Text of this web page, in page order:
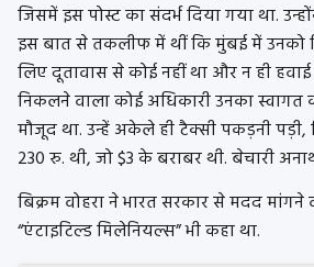
जिसमें इस पोस्ट का संदर्भ दिया गया था.
इस बात से तकलीफ में थीं कि मुंबई में उनको
लिए दूतावास से कोई नहीं था और न ही
निकलने वाला कोई अधिकारी उनका
मौजूद था. उन्हें अकेले ही टैक्सी पकड़नी
230 रु. थी, जो $3 के बराबर थी. बेचारी
बिक्रम वोहरा ने भारत सरकार से मदद मांगने
“एंटाइटिल्ड मिलेनियल्स” भी कहा था.